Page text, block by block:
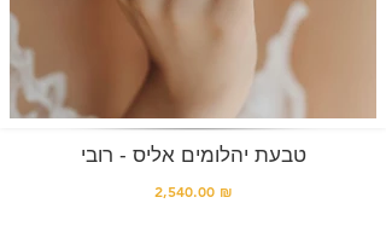
טבעת יהלומים אליס - רובי
2,540.00 ₪